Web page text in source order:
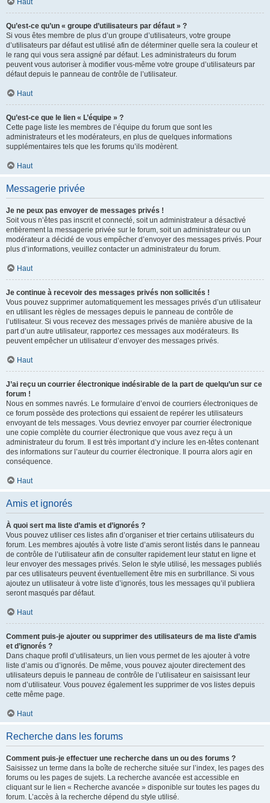
Haut
Qu’est-ce qu’un « groupe d’utilisateurs par défaut » ?
Si vous êtes membre de plus d’un groupe d’utilisateurs, votre groupe
d’utilisateurs par défaut est utilisé afin de déterminer quelle sera la couleur et
le rang qui vous sera assigné par défaut. Les administrateurs du forum
peuvent vous autoriser à modifier vous-même votre groupe d’utilisateurs par
défaut depuis le panneau de contrôle de l’utilisateur.
Haut
Qu’est-ce que le lien « L’équipe » ?
Cette page liste les membres de l’équipe du forum que sont les
administrateurs et les modérateurs, en plus de quelques informations
supplémentaires tels que les forums qu’ils modèrent.
Haut
Messagerie privée
Je ne peux pas envoyer de messages privés !
Soit vous n’êtes pas inscrit et connecté, soit un administrateur a désactivé
entièrement la messagerie privée sur le forum, soit un administrateur ou un
modérateur a décidé de vous empêcher d’envoyer des messages privés. Pour
plus d’informations, veuillez contacter un administrateur du forum.
Haut
Je continue à recevoir des messages privés non sollicités !
Vous pouvez supprimer automatiquement les messages privés d’un utilisateur
en utilisant les règles de messages depuis le panneau de contrôle de
l’utilisateur. Si vous recevez des messages privés de manière abusive de la
part d’un autre utilisateur, rapportez ces messages aux modérateurs. Ils
peuvent empêcher un utilisateur d’envoyer des messages privés.
Haut
J’ai reçu un courrier électronique indésirable de la part de quelqu’un sur ce
forum !
Nous en sommes navrés. Le formulaire d’envoi de courriers électroniques de
ce forum possède des protections qui essaient de repérer les utilisateurs
envoyant de tels messages. Vous devriez envoyer par courrier électronique
une copie complète du courrier électronique que vous avez reçu à un
administrateur du forum. Il est très important d’y inclure les en-têtes contenant
des informations sur l’auteur du courrier électronique. Il pourra alors agir en
conséquence.
Haut
Amis et ignorés
À quoi sert ma liste d’amis et d’ignorés ?
Vous pouvez utiliser ces listes afin d’organiser et trier certains utilisateurs du
forum. Les membres ajoutés à votre liste d’amis seront listés dans le panneau
de contrôle de l’utilisateur afin de consulter rapidement leur statut en ligne et
leur envoyer des messages privés. Selon le style utilisé, les messages publiés
par ces utilisateurs peuvent éventuellement être mis en surbrillance. Si vous
ajoutez un utilisateur à votre liste d’ignorés, tous les messages qu’il publiera
seront masqués par défaut.
Haut
Comment puis-je ajouter ou supprimer des utilisateurs de ma liste d’amis
et d’ignorés ?
Dans chaque profil d’utilisateurs, un lien vous permet de les ajouter à votre
liste d’amis ou d’ignorés. De même, vous pouvez ajouter directement des
utilisateurs depuis le panneau de contrôle de l’utilisateur en saisissant leur
nom d’utilisateur. Vous pouvez également les supprimer de vos listes depuis
cette même page.
Haut
Recherche dans les forums
Comment puis-je effectuer une recherche dans un ou des forums ?
Saisissez un terme dans la boîte de recherche située sur l’index, les pages des
forums ou les pages de sujets. La recherche avancée est accessible en
cliquant sur le lien « Recherche avancée » disponible sur toutes les pages du
forum. L’accès à la recherche dépend du style utilisé.